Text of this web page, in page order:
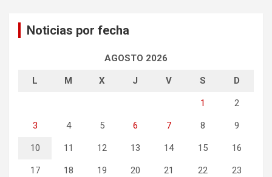
Noticias por fecha
AGOSTO 2026
L M X J V S D
1 2
3 4 5 6 7 8 9
10 11 12 13 14 15 16
17 18 19 20 21 22 23